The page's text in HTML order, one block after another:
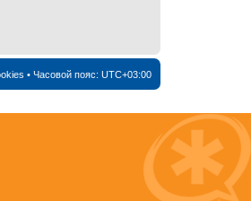
• Часовой пояс:UTC+03:00